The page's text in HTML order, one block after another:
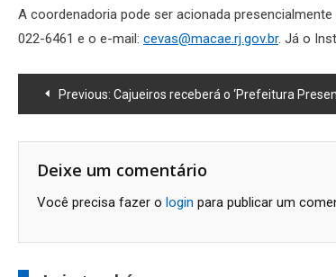
A coordenadoria pode ser acionada
022-6461 e o e-mail: cevas@macae.rj.gov.br. Já o
Navegação
de
Post
Previous: Cajueiros receberá o ‘Prefeitura Presente’ em
Deixe um comentário
Você precisa fazer o login para publicar um